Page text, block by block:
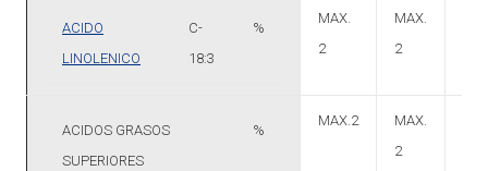
ACIDO
LINOLENICO
C-
18:3
%
MAX.
2
MAX.
2
ACIDOS GRASOS
SUPERIORES
%
MAX.2
MAX.
2